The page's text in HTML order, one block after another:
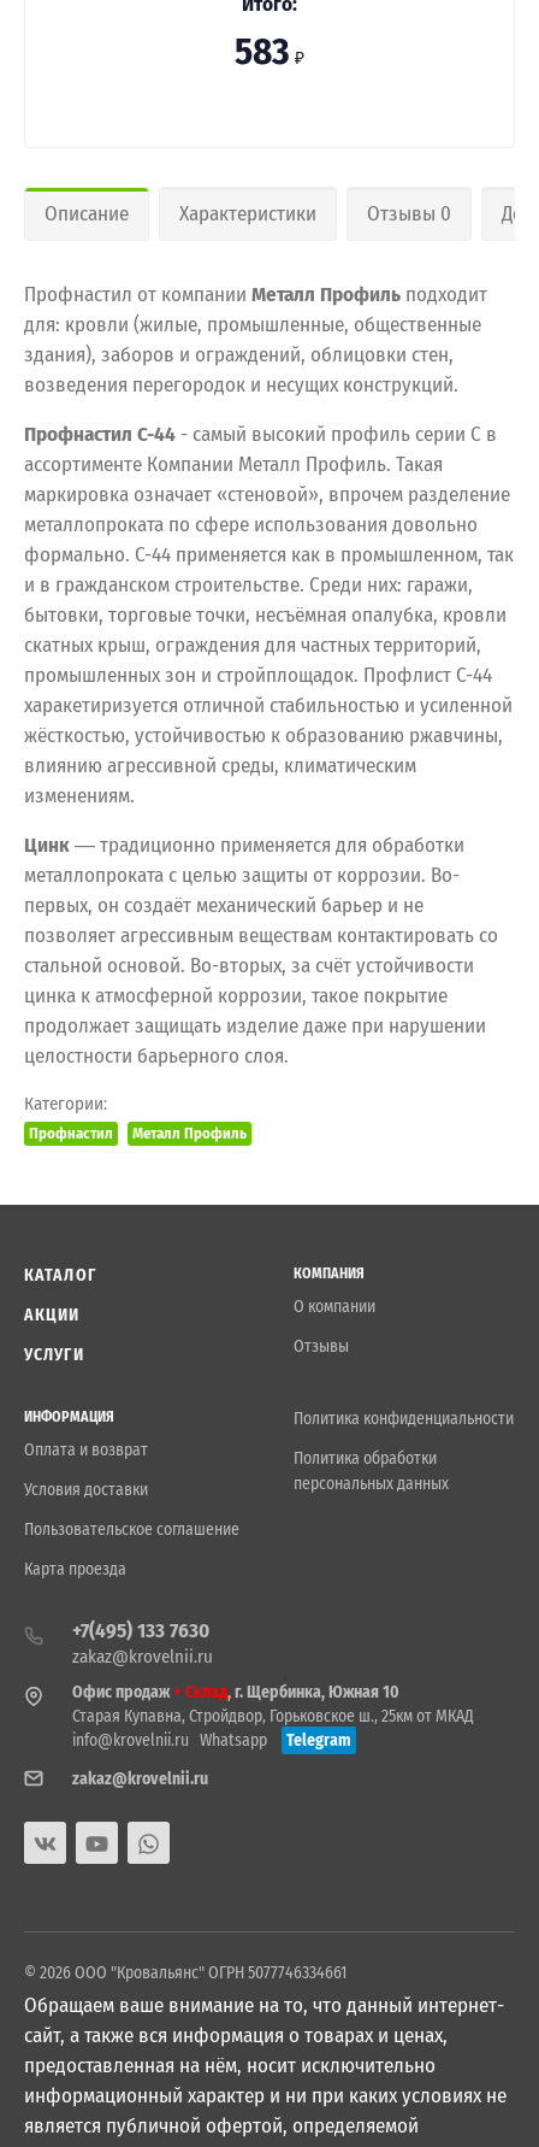
583 ₽
Описание Характеристики Отзывы 0
Профнастил от компании Металл Профиль подходит
для: кровли (жилые, промышленные, общественные
здания), заборов и ограждений, облицовки стен,
возведения перегородок и несущих конструкций.
Профнастил С-44 - самый высокий профиль серии С в
ассортименте Компании Металл Профиль. Такая
маркировка означает «стеновой», впрочем разделение
металлопроката по сфере использования довольно
формально. С-44 применяется как в промышленном, так
и в гражданском строительстве. Среди них: гаражи,
бытовки, торговые точки, несъёмная опалубка, кровли
скатных крыш, ограждения для частных территорий,
промышленных зон и стройплощадок. Профлист С-44
харакетиризуется отличной стабильностью и усиленной
жёсткостью, устойчивостью к образованию ржавчины,
влиянию агрессивной среды, климатическим
изменениям.
Цинк― традиционно применяется для обработки
металлопроката с целью защиты от коррозии. Во-
первых, он создаёт механический барьер и не
позволяет агрессивным веществам контактировать со
стальной основой. Во-вторых, за счёт устойчивости
цинка к атмосферной коррозии, такое покрытие
продолжает защищать изделие даже при нарушении
целостности барьерного слоя.
Категории:
Профнастил Металл Профиль
КАТАЛОГ
АКЦИИ
УСЛУГИ
КОМПАНИЯ
О компании
Отзывы
ИНФОРМАЦИЯ
Оплата и возврат
Условия доставки
Пользовательское соглашение
Карта проезда
Политика конфиденциальности
Политика обработки
персональных данных
+7(495) 133 7630
zakaz@krovelnii.ru
Офис продаж+ Склад, г. Щербинка, Южная 10
Старая Купавна, Стройдвор, Горьковское ш., 25км от МКАД
info@krovelnii.ru Whatsapp
Telegram
zakaz@krovelnii.ru
© 2026 ООО "Кровальянс" ОГРН 5077746334661
Обращаем ваше внимание на то, что данный интернет-
сайт, а также вся информация о товарах и ценах,
предоставленная на нём, носит исключительно
информационный характер и ни при каких условиях не
является публичной офертой, определяемой